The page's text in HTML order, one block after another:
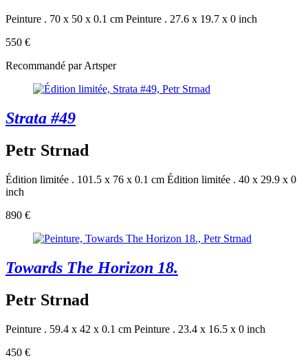
Peinture . 70 x 50 x 0.1 cm Peinture . 27.6 x 19.7 x 0 inch
550 €
Recommandé par Artsper
Strata #49
Petr Strnad
Édition limitée . 101.5 x 76 x 0.1 cm Édition limitée . 40 x 29.9 x 0
inch
890 €
Towards The Horizon 18.
Petr Strnad
Peinture . 59.4 x 42 x 0.1 cm Peinture . 23.4 x 16.5 x 0 inch
450 €